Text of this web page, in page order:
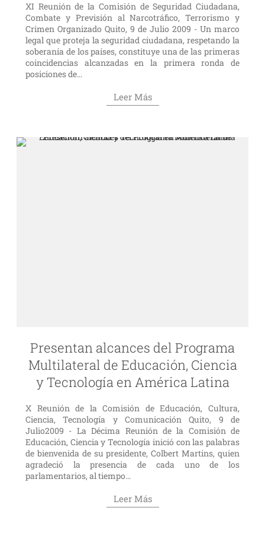
XI Reunión de la Comisión de Seguridad Ciudadana,
Combate y Previsión al Narcotráfico, Terrorismo y
Crimen Organizado Quito, 9 de Julio 2009 - Un marco
legal que proteja la seguridad ciudadana, respetando la
soberanía de los países, constituye una de las primeras
coincidencias alcanzadas en la primera ronda de
posiciones de...
Leer Más
Presentan alcances del Programa
Multilateral de Educación, Ciencia
y Tecnología en América Latina
X Reunión de la Comisión de Educación, Cultura,
Ciencia, Tecnología y Comunicación Quito, 9 de
Julio2009 - La Décima Reunión de la Comisión de
Educación, Ciencia y Tecnología inició con las palabras
de bienvenida de su presidente, Colbert Martins, quien
agradeció la presencia de cada uno de los
parlamentarios, al tiempo...
Leer Más